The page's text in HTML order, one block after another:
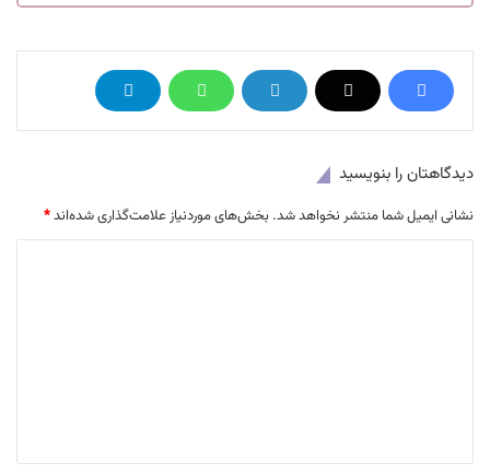
دیدگاهتان را بنویسید
نشانی ایمیل شما منتشر نخواهد شد. بخش‌های موردنیاز علامت‌گذاری شده‌اند*